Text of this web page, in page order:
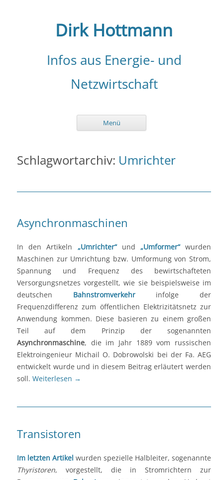
Dirk Hottmann
Infos aus Energie- und
Netzwirtschaft
Menü
Schlagwortarchiv: Umrichter
Asynchronmaschinen
In den Artikeln „Umrichter“und „Umformer“wurden
Maschinen zur Umrichtung bzw. Umformung von Strom,
Spannung und Frequenz des bewirtschafteten
Versorgungsnetzes vorgestellt, wie sie beispielsweise im
deutschen Bahnstromverkehrinfolge der
Frequenzdifferenz zum öffentlichen Elektrizitätsnetz zur
Anwendung kommen. Diese basieren zu einem großen
Teil auf dem Prinzip der sogenannten
Asynchronmaschine, die im Jahr 1889 vom russischen
Elektroingenieur Michail O. Dobrowolski bei der Fa. AEG
entwickelt wurde und in diesem Beitrag erläutert werden
soll. Weiterlesen →
Transistoren
Im letzten Artikel wurden spezielle Halbleiter, sogenannte
Thyristoren, vorgestellt, die in Stromrichtern zur